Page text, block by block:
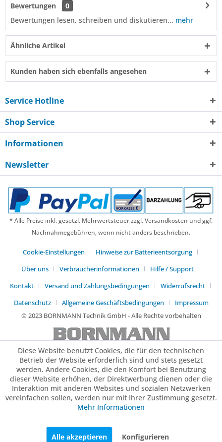
Bewertungen
0
Bewertungen lesen, schreiben und diskutieren... mehr
Ähnliche Artikel
Kunden haben sich ebenfalls angesehen
Service Hotline
Shop Service
Informationen
Newsletter
* Alle Preise inkl. gesetzl. Mehrwertsteuer zzgl. Versandkosten und ggf.
Nachnahmegebühren, wenn nicht anders beschrieben.
Cookie-Einstellungen
Hinweise zur Batterieentsorgung
Über uns
Verbraucherinformationen
Hilfe / Support
Kontakt
Versand und Zahlungsbedingungen
Widerrufsrecht
Datenschutz
Allgemeine Geschäftsbedingungen
Impressum
© 2023 BORNMANN Technik GmbH - Alle Rechte vorbehalten
Diese Website benutzt Cookies, die für den technischen
Betrieb der Website erforderlich sind und stets gesetzt
werden. Andere Cookies, die den Komfort bei Benutzung
dieser Website erhöhen, der Direktwerbung dienen oder die
Interaktion mit anderen Websites und sozialen Netzwerken
vereinfachen sollen, werden nur mit Ihrer Zustimmung gesetzt.
Mehr Informationen
Alle akzeptieren Konfigurieren